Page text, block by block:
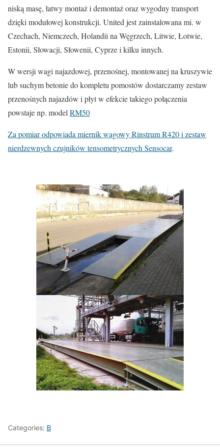
niską masę, łatwy montaż i demontaż oraz wygodny transport
dzięki modułowej konstrukcji. United jest zainstalowana mi. w
Czechach, Niemczech, Holandii na Węgrzech, Litwie, Łotwie,
Estonii, Słowacji, Słowenii, Cyprze i kilku innych.
W wersji wagi najazdowej, przenośnej, montowanej na kruszywie
lub suchym betonie do kompletu pomostów dostarczamy zestaw
przenośnych najazdów i płyt w efekcie takiego połączenia
powstaje np. model RM50
Za pomiar odpowiada miernik wagowy Rinstrum R420 i zestaw
nierdzewnych czujników tensometrycznych Sensocar.
Categories: B